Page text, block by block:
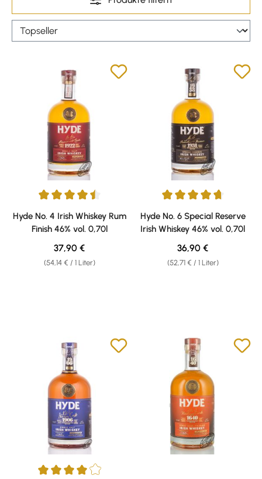
Durchschnittliche Bewertung von 4.55 von 5 Sternen
Hyde No. 4 Irish Whiskey Rum
Finish 46% vol. 0,70l
(54,14 € / 1 Liter)
Regulärer Preis:
37,90 €
Durchschnittliche Bewertung
Hyde No. 6 Special Reserve
Irish Whiskey 46% vol. 0,70l
(52,71 € / 1 Liter)
Regulärer Preis:
36,90 €